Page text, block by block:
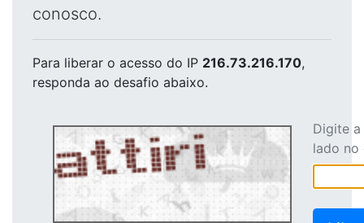
conosco.
Para liberar o acesso do IP 216.73.216.170,
responda ao desafio abaixo.
Digite
lado no